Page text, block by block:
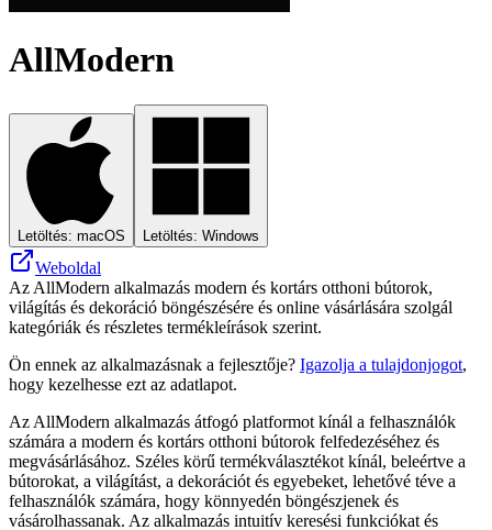
AllModern
Letöltés: macOS Letöltés: Windows
Weboldal
Az AllModern alkalmazás modern és kortárs otthoni bútorok,
világítás és dekoráció böngészésére és online vásárlására szolgál
kategóriák és részletes termékleírások szerint.
Ön ennek az alkalmazásnak a fejlesztője? Igazolja a tulajdonjogot,
hogy kezelhesse ezt az adatlapot.
Az AllModern alkalmazás átfogó platformot kínál a felhasználók
számára a modern és kortárs otthoni bútorok felfedezéséhez és
megvásárlásához. Széles körű termékválasztékot kínál, beleértve a
bútorokat, a világítást, a dekorációt és egyebeket, lehetővé téve a
felhasználók számára, hogy könnyedén böngészjenek és
vásárolhassanak. Az alkalmazás intuitív keresési funkciókat és